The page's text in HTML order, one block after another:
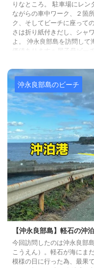
りなところ。 駐車場にレ
ながらの車中ワーク、２箇
ク、そしてビーチに座って
さは折り紙付きだし、シャ
よ。 沖永良部島を訪問して
価値あります♫ 屋子母ビー
★★★★☆(4) 海の ...
沖永良部島のビーチ
【沖永良部島】軽石の沖
今回訪問したのは沖永良部
こうえん）。軽石が海にま
模様の日に行った為、最果